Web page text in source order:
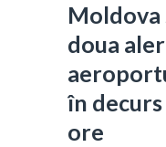
Moldova
doua
în
ore